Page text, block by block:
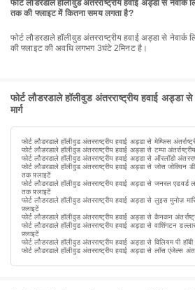
फोर्ट लौडरडाले हॉलीवुड अंतरराष्ट्रीय हवाई अड्डा से नेवार्क
तक की फ्लाइट में कितना समय लगता है?
फोर्ट लौडरडाले हॉलीवुड अंतरराष्ट्रीय हवाई अड्डा से नेवार्क लिबर्टी अंतरराष्ट्रीय हवाई अड्डा तक
की फ्लाइट की अवधि लगभग 3घंटे 2मिनट है।
फोर्ट लौडरडाले हॉलीवुड अंतरराष्ट्रीय हवाई
मार्ग
फोर्ट लौडरडाले हॉलीवुड अंतरराष्ट्रीय हवाई अड्डा से मेम्फिस
फोर्ट लौडरडाले हॉलीवुड अंतरराष्ट्रीय हवाई अड्डा से टम्पा
फोर्ट लौडरडाले हॉलीवुड अंतरराष्ट्रीय हवाई अड्डा से ऑरलॉडो
फोर्ट लौडरडाले हॉलीवुड अंतरराष्ट्रीय हवाई अड्डा से जोस जोक्विन
तक फ़्लाइटें
फोर्ट लौडरडाले हॉलीवुड अंतरराष्ट्रीय हवाई अड्डा से जनरल एडवर्ड
तक फ़्लाइटें
फोर्ट लौडरडाले हॉलीवुड अंतरराष्ट्रीय हवाई अड्डा से लुइस मुनोज़
फ़्लाइटें
फोर्ट लौडरडाले हॉलीवुड अंतरराष्ट्रीय हवाई अड्डा से कैनकन
फोर्ट लौडरडाले हॉलीवुड अंतरराष्ट्रीय हवाई अड्डा से वाशिंगटन
फ़्लाइटें
फोर्ट लौडरडाले हॉलीवुड अंतरराष्ट्रीय हवाई अड्डा से विलियम पी
फोर्ट लौडरडाले हॉलीवुड अंतरराष्ट्रीय हवाई अड्डा से लॉस एंजेल्स